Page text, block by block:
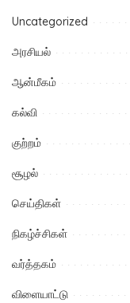
Uncategorized
அரசியல்
ஆன்மீகம்
கல்வி
குற்றம்
சூழல்
செய்திகள்
நிகழ்ச்சிகள்
வர்த்தகம்
விளையாட்டு